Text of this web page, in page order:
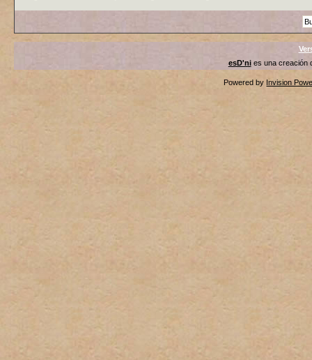
esD'nies una creación
Powered by Invision